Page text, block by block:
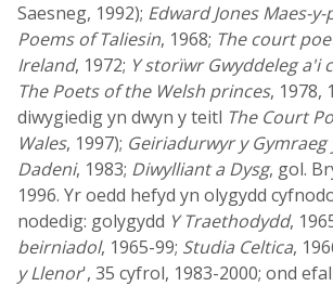
Saesneg, 1992); Edward Jones Maes-
Poems of Taliesin, 1968; The court
Ireland, 1972; Y storïwr Gwyddeleg a'i
The Poets of the Welsh princes, 1978,
diwygiedig yn dwyn y teitl The Court
Wales, 1997); Geiriadurwyr y
Dadeni, 1983; Diwylliant a Dysg, gol.
1996. Yr oedd hefyd yn olygydd
nodedig: golygydd Y Traethodydd,
beirniadol, 1965-99; Studia Celtica,
y Llenor', 35 cyfrol, 1983-2000; ond